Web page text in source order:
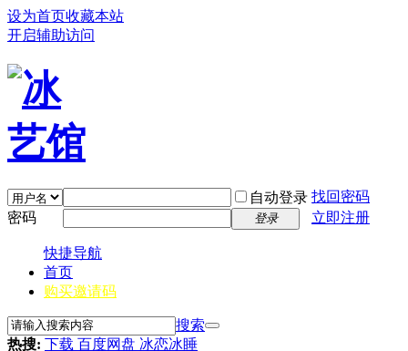
设为首页收藏本站
开启辅助访问
自动登录 找回密码
密码
登录 立即注册
快捷导航
首页
购买邀请码
搜索
热搜: 下载 百度网盘 冰恋冰睡